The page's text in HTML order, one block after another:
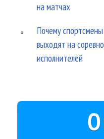
на матчах
Почему
выходят на
исполнителей